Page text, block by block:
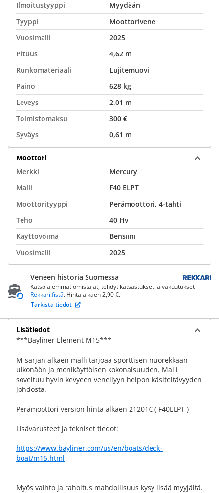
Ilmoitustyyppi
Myydään
Tyyppi
Moottorivene
Vuosimalli
2025
Pituus
4,62 m
Runkomateriaali
Lujitemuovi
Paino
628 kg
Leveys
2,01 m
Toimistomaksu
300 €
Syväys
0,61 m
Moottori
Merkki
Mercury
Malli
F40 ELPT
Moottorityyppi
Perämoottori, 4-tahti
Teho
40 Hv
Käyttövoima
Bensiini
Vuosimalli
2025
Veneen historia Suomessa
Katso aiemmat omistajat, tehdyt katsastukset ja vakuutukset
Rekkari.fistä. Hinta alkaen 2,90 €.
Tarkista tiedot
Lisätiedot
***Bayliner Element M15***
M-sarjan alkaen malli tarjoaa sporttisen nuorekkaan
ulkonäön ja monikäyttöisen kokonaisuuden. Malli
soveltuu hyvin kevyeen veneilyyn helpon käsiteltävyyden
johdosta.
Perämoottori version hinta alkaen 21201€ ( F40ELPT )
Lisävarusteet ja tekniset tiedot:
https://www.bayliner.com/us/en/boats/deck-
boat/m15.html
Myös vaihto ja rahoitus mahdollisuus kysy lisää myyjältä.